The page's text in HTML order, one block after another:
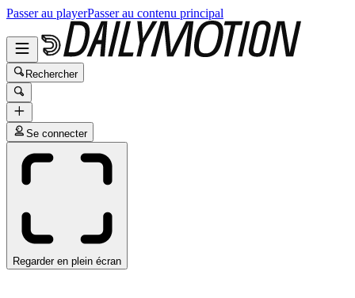
Passer au playerPasser au contenu principal
Rechercher
Se connecter
Regarder en plein écran